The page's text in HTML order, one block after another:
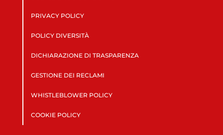
PRIVACY POLICY
POLICY DIVERSITÀ
DICHIARAZIONE DI TRASPARENZA
GESTIONE DEI RECLAMI
WHISTLEBLOWER POLICY
COOKIE POLICY